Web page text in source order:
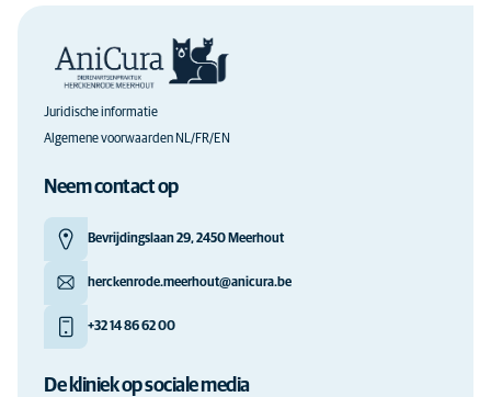
Juridische informatie
Algemene voorwaarden NL/FR/EN
Neem contact op
Bevrijdingslaan 29, 2450 Meerhout
herckenrode.meerhout@anicura.be
+32 14 86 62 00
De kliniek op sociale media